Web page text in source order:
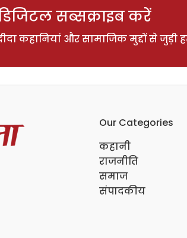
सब्सक्राइब करें
कहानियां और सामाजिक मुद्दों से जुड़ी
Our Categories
कहानी
राजनीति
समाज
संपादकीय